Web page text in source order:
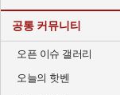
공통 커뮤니티
오픈 이슈 갤러리
오늘의 핫벤